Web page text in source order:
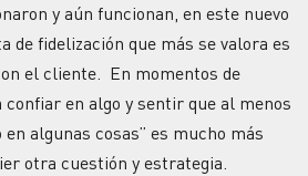
y aún funcionan, en este nuevo
de fidelización que más se valora es
el cliente. En momentos de
en algo y sentir que al menos
algunas cosas” es mucho más
otra cuestión y estrategia.